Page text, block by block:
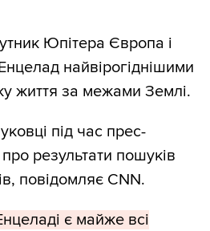
Юпітера Європа і
найвірогіднішими
життя за межами Землі.
під час прес-
результати пошуків
повідомляє CNN.
є майже всі